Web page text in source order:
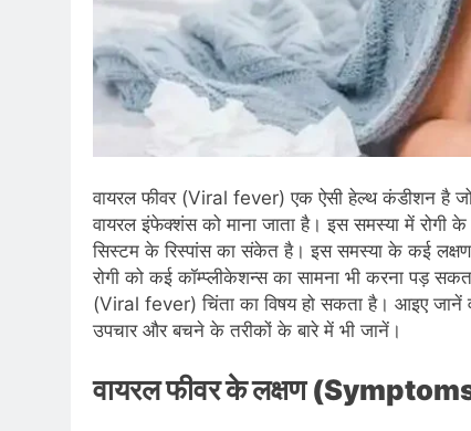
वायरल फीवर (Viral fever) एक ऐसी हेल्थ कंडीशन है
वायरल इंफेक्शंस को माना जाता है। इस समस्या में रोगी के
सिस्टम के रिस्पांस का संकेत है। इस समस्या के कई
रोगी को कई कॉम्प्लीकेशन्स का सामना भी करना पड़
(Viral fever) चिंता का विषय हो सकता है। आइए
उपचार और बचने के तरीकों के बारे में भी जानें।
वायरल फीवर के लक्षण